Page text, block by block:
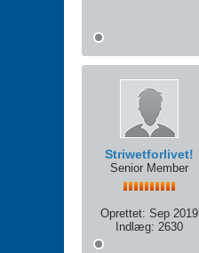
Striwetforlivet!
Senior Member
Oprettet: Sep 2019
Indlæg: 2630